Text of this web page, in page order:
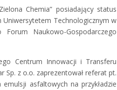
Chemia” posiadający status
Technologicznym w
Naukowo-Gospodarczego
Centrum Innowacji i Transferu
Sp. z o.o. zaprezentował referat pt.
asfaltowych na przykładzie